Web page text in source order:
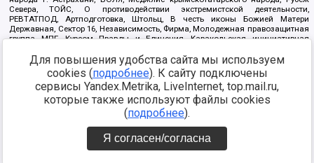
Севера, ТОЙС, О противодействии экстремистской деятельности,
РЕВТАТПОД, Артподготовка, Штольц, В честь иконы Божией Матери
Державная, Сектор 16, Независимость, Фирма, Молодежная правозащитная
группа МПГ, Курсом Правды и Единения, Каракольская инициативная
Благотворительный пансионат Ак Умут, Русская республика Русь,
Арестантское уголовное единство, Башкорт, Нация и свобода, W.H.С., Фалунь
Дафа, Иртыш Ultras, Русский Патриотический клуб-Новокузнецк/РПК,
Сибирский державный союз, Фонд борьбы с коррупцией, Фонд защиты прав
граждан, Штабы Навального, Совет граждан СССР Прикубанского округа г.
Краснодара
https://minjust.gov.ru/ru/documents/7822/
Для повышения удобства сайта мы используем
cookies (подробнее). К сайту подключены
сервисы Yandex.Metrika, LiveInternet, top.mail.ru,
которые также используют файлы cookies
(подробнее).
Я согласен/согласна